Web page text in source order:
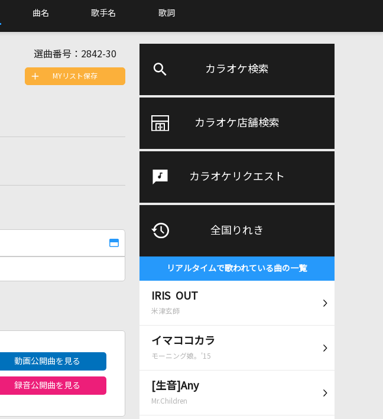
曲名 歌手名 歌詞
カラオケ検索
カラオケ店舗検索
カラオケリクエスト
全国りれき
リアルタイムで歌われている曲の一覧
IRIS OUT
米津玄師
イマココカラ
モーニング娘。'15
[生音]Any
Mr.Children
選曲番号： 2842-30
MYリスト保存
動画公開曲を見る
録音公開曲を見る